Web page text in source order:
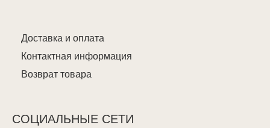
Доставка и оплата
Контактная информация
Возврат товара
СОЦИАЛЬНЫЕ СЕТИ